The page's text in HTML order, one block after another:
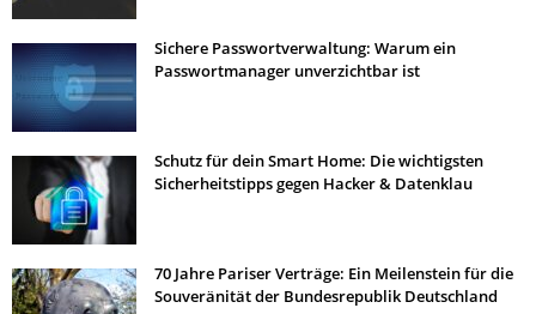
Sichere Passwortverwaltung: Warum ein
Passwortmanager unverzichtbar ist
Schutz für dein Smart Home: Die wichtigsten
Sicherheitstipps gegen Hacker & Datenklau
70 Jahre Pariser Verträge: Ein Meilenstein für die
Souveränität der Bundesrepublik Deutschland